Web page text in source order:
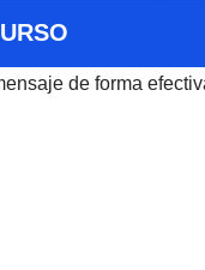
de forma